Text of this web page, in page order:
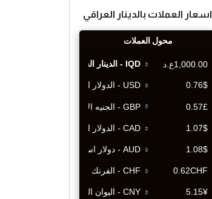
اسعار العملات بالدينار العراقي